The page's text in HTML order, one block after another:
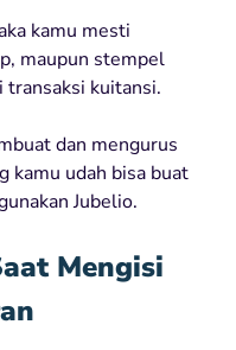
kamu mesti
maupun stempel
transaksi kuitansi.
dan mengurus
kamu udah bisa buat
Jubelio.
Mengisi